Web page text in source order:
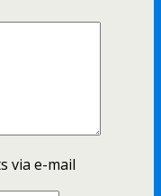
via e-mail